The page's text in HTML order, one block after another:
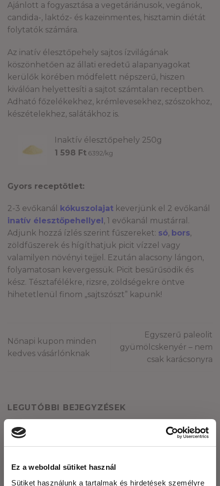
Ez a weboldal sütiket használ
Sütiket használunk a tartalmak és hirdetések személyre
Ajánlott a fogyasztása a vegetáriánusok, vegánok,
candida-, laktóz- és kazeinmentes, hisztamin diétát
folytatók számára.
Az inatív élesztőpehely sajtos ízvilágának
köszönhetően az állati eredetű alapanyagokat
kerülők körében módfelett népszerű, hiszen
kiválóan helyettesíti a sajtot számtalan receptben.
Adható főzelékekhez, krémlevesekhez, szószokhoz,
készételekhez, salátákhoz is.
Inaktív élesztőpehely 250g
1 598 Ft6392/kg
Gyors receptötlet:
2-3 evőkanál kókuszolajat keverjünk el 2 evőkanál
inatív élesztőpehellyel , 1 evőkanál mustárral.
Adjunk hozzá ízlés szerint fűszereket: só, bors,
zöldfűszerek és hígíthatjuk picit vízzel vagy
valamilyen növényi tejjel. Ezután alacsony lángon,
folyamatosan kevergessük. Picit besűrűsödik és
kész. Tésztafélékre, rizsre, zöldségekre öntve
hihetetlenül finom „sajtszószt” kapunk!
Nőnapi kupon minden
kedves vásárlónknak
Egyszerű paleolit
gyümölcskenyér – nem
csak karácsonyra
LEGUTÓBBI BEJEGYZÉSEK
Fogyasszunk mogyoró-, mandula és kesuvajat!